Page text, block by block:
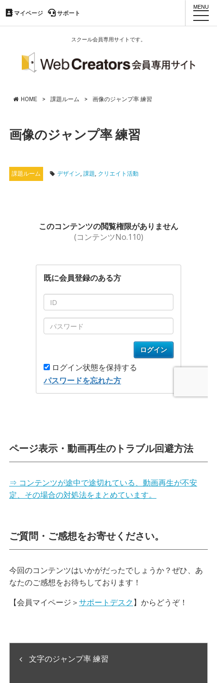
スクール会員専用サイトです。
toggle
マイページ サポート
HOME > 課題ルーム > 画像のジャンプ率 練習
画像のジャンプ率 練習
課題ルーム デザイン 課題 クリエイト活動
ページ表示・動画再生のトラブル回避方法
⇒ コンテンツが途中で途切れている、動画再生が不安
定、その場合の対処法をまとめています。
ご質問・ご感想をお寄せください。
今回のコンテンツはいかがだったでしょうか？ぜひ、あ
なたのご感想をお待ちしております！
【会員マイページ＞ サポートデスク 】からどうぞ！
文字のジャンプ率 練習
マイページ サポート